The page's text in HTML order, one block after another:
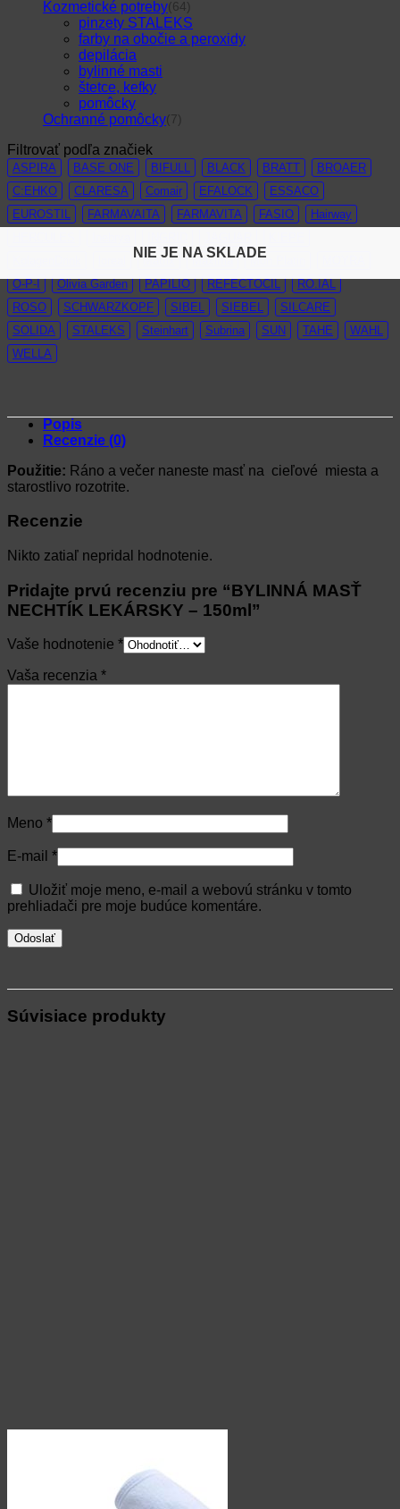
Kozmetické potreby(64)
pinzety STALEKS
farby na obočie a peroxidy
depilácia
bylinné masti
štetce, kefky
pomôcky
Ochranné pomôcky(7)
Filtrovať podľa značiek
ASPIRA BASE ONE BIFULL BLACK BRATT
BROAER
C:EHKO
CLARESA Comair EFALOCK
ESSACO
EUROSTIL
FARMAVAITA FARMAVITA FASIO
Hairway
Matrix Maxima Mon Platin
O-P-I
Olivia Garden PAPILIO REFECTOCIL
RO.IAL
ROSO
SCHWARZKOPF SIBEL SIEBEL
SILCARE
SOLIDA
STALEKS Steinhart Subrina SUN TAHE
WAHL
WELLA
Popis
Recenzie (0)
Použitie: Ráno a večer naneste masť na cieľové miesta a
starostlivo rozotrite.
Recenzie
Nikto zatiaľ nepridal hodnotenie.
Pridajte prvú recenziu pre “BYLINNÁ MASŤ
NECHTÍK LEKÁRSKY – 150ml”
Vaše hodnotenie *
Vaša recenzia *
Meno *
E-mail *
Uložiť moje meno, e-mail a webovú stránku v tomto
prehliadači pre moje budúce komentáre.
Súvisiace produkty
NIE JE NA SKLADE
NIE JE NA SKLADE